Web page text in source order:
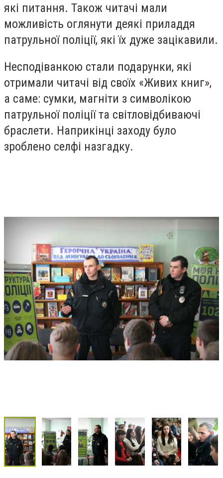
які питання. Також читачі мали
можливість оглянути деякі приладдя
патрульної поліції, які їх дуже зацікавили.
Несподіванкою стали подарунки, які
отримали читачі від своїх «Живих книг»,
а саме: сумки, магніти з символікою
патрульної поліції та світловідбиваючі
браслети. Наприкінці заходу було
зроблено селфі назгадку.